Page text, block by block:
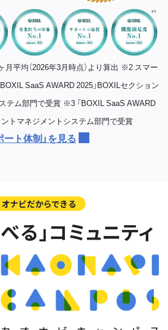
平均（2026年3月時点）より算出 ※2 スマー
SaaS AWARD 2025」BOXILセクション
テム部門で受賞 ※3 「BOXIL SaaS AWARD
ントマネジメントシステム部門で受賞
ート体制」を見る
ナビだからできる
る」コミュニティ